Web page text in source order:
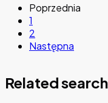
Poprzednia
1
2
Następna
Related